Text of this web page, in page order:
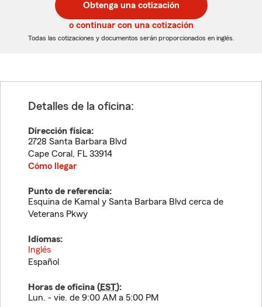
de
5
dígitos
de
5
dígitos
Obtenga una cotización
o continuar con una cotización
Todas las cotizaciones y documentos serán proporcionados en inglés.
Detalles de la oficina:
Dirección física:
2728 Santa Barbara Blvd
Cape Coral , FL 33914
Cómo llegar
Punto de referencia:
Esquina de Kamal y Santa Barbara Blvd cerca de
Veterans Pkwy
Idiomas:
Inglés
Español
Horas de oficina (EST):
Lun. - vie. de 9:00 AM a 5:00 PM